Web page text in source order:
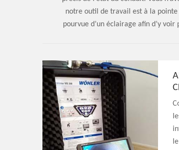
notre outil de travail est à la
pourvue d’un éclairage afin d’y